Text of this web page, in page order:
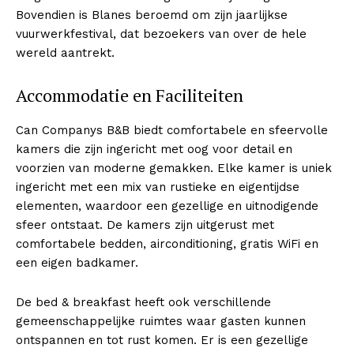
Bovendien is Blanes beroemd om zijn jaarlijkse
vuurwerkfestival, dat bezoekers van over de hele
wereld aantrekt.
Accommodatie en Faciliteiten
Can Companys B&B biedt comfortabele en sfeervolle
kamers die zijn ingericht met oog voor detail en
voorzien van moderne gemakken. Elke kamer is uniek
ingericht met een mix van rustieke en eigentijdse
elementen, waardoor een gezellige en uitnodigende
sfeer ontstaat. De kamers zijn uitgerust met
comfortabele bedden, airconditioning, gratis WiFi en
een eigen badkamer.
De bed & breakfast heeft ook verschillende
gemeenschappelijke ruimtes waar gasten kunnen
ontspannen en tot rust komen. Er is een gezellige